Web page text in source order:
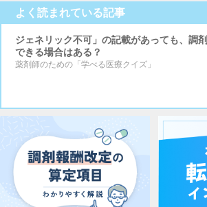
よく読まれている記事
ジェネリック不可」の記載があっても、調剤
できる場合はある？
薬剤師のための「学べる医療クイズ」